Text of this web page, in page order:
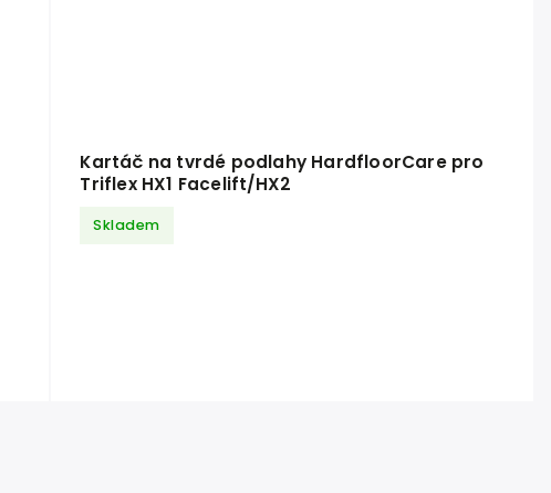
Kartáč na tvrdé podlahy HardfloorCare pro
Triflex HX1 Facelift/HX2
Skladem